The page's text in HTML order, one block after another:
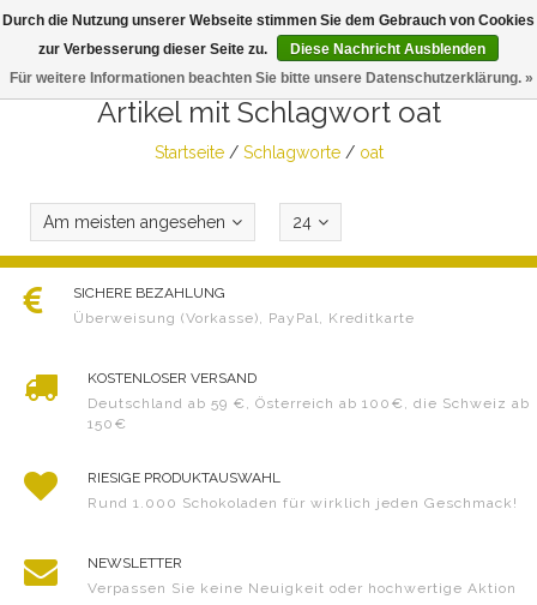
Artikel mit Schlagwort oat
Startseite/ Schlagworte/ oat
Am meisten angesehen 24
SICHERE BEZAHLUNG
Überweisung (Vorkasse), PayPal, Kreditkarte
KOSTENLOSER VERSAND
Deutschland ab 59 €, Österreich ab 100€, die Schweiz ab
150€
RIESIGE PRODUKTAUSWAHL
Rund 1.000 Schokoladen für wirklich jeden Geschmack!
NEWSLETTER
Verpassen Sie keine Neuigkeit oder hochwertige Aktion
Durch die Nutzung unserer Webseite stimmen Sie dem Gebrauch von Cookies
zur Verbesserung dieser Seite zu.
Diese Nachricht Ausblenden
Für weitere Informationen beachten Sie bitte unsere Datenschutzerklärung. »